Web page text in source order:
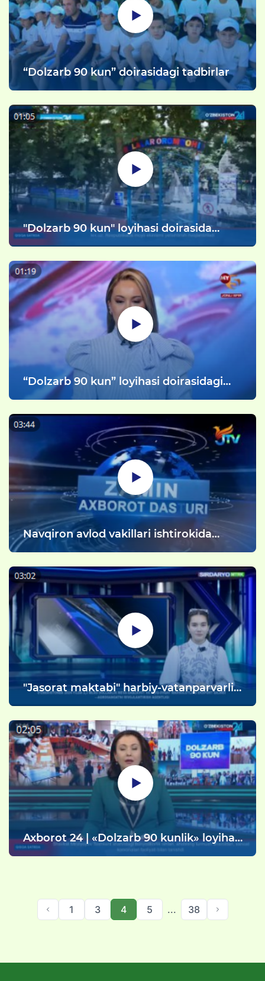
“Dolzarb 90 kun” doirasidagi tadbirlar
"Dolzarb 90 kun" loyihasi doirasida
vatanparvarlik va sport tadbirlari
“Dolzarb 90 kun” loyihasi doirasidagi
musobaqalar
Navqiron avlod vakillari ishtirokida
"Harbiylikka tayyorgarlik" loyihasi
"Jasorat maktabi" harbiy-vatanparvarlik
o'quv-yig'inining ishtirokchilari uchun
markazida "Ochiq eshiklar kuni" va
"Shijoat va g'ayrat" harbiy sport
musobaqasi tashkil etildi.
Axborot 24 | «Dolzarb 90 kunlik» loyihasi
doirasidagi tadbirlar
1 3 4 5 ... 38